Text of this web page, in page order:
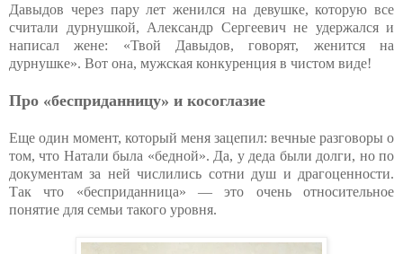
Давыдов через пару лет женился на девушке, которую все
считали дурнушкой, Александр Сергеевич не удержался и
написал жене: «Твой Давыдов, говорят, женится на
дурнушке». Вот она, мужская конкуренция в чистом виде!
Про «бесприданницу» и косоглазие
Еще один момент, который меня зацепил: вечные разговоры о
том, что Натали была «бедной». Да, у деда были долги, но по
документам за ней числились сотни душ и драгоценности.
Так что «бесприданница» — это очень относительное
понятие для семьи такого уровня.